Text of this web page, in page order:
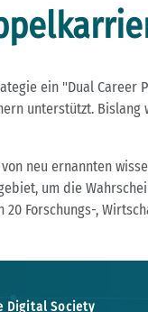
ein "Dual Career
unterstützt. Bislang
neu ernannten
um die
Forschungs-,
Digital Society